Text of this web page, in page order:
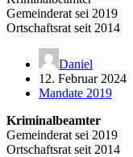
Gemeinderat sei 2019
Ortschaftsrat seit 2014
Daniel
12. Februar 2024
Mandate 2019
Kriminalbeamter
Gemeinderat sei 2019
Ortschaftsrat seit 2014